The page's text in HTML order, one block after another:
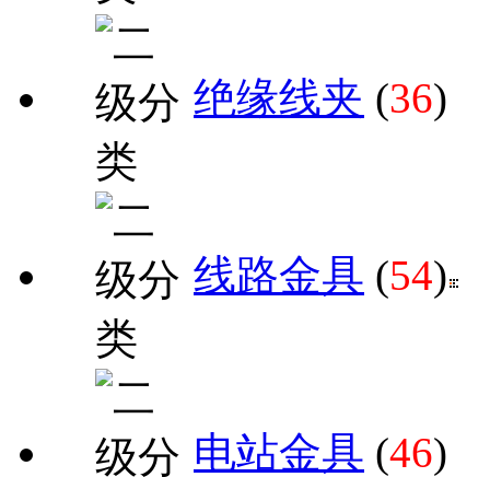
绝缘线夹 (36)
线路金具 (54)
电站金具 (46)